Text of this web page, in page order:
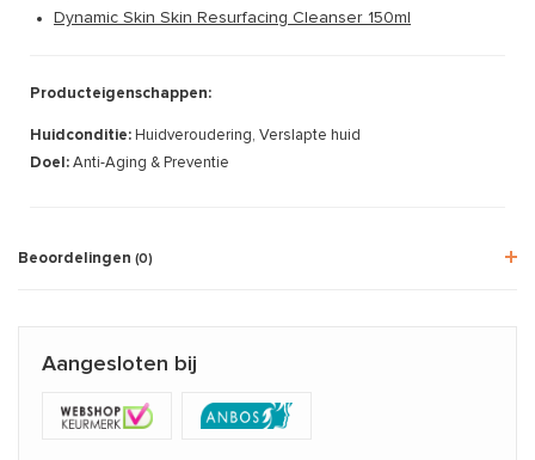
Dynamic Skin Skin Resurfacing Cleanser 150ml
Producteigenschappen:
Huidconditie: Huidveroudering, Verslapte huid
Doel: Anti-Aging & Preventie
Beoordelingen (0)
Aangesloten bij